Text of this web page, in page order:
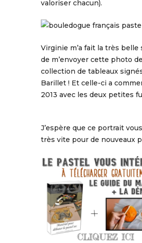
valoriser chacun).
Virginie m’a fait la très belle
de m’envoyer cette photo
collection de tableaux
Barillet ! Et celle-ci a
2013 avec les deux petites
J’espère que ce portrait
très vite pour de nouveaux